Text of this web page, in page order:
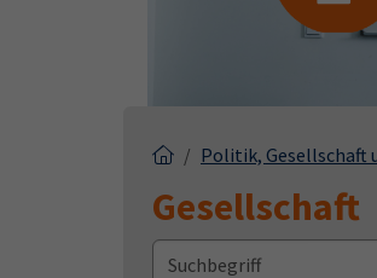
Politik, Gesellschaft
Gesellschaft